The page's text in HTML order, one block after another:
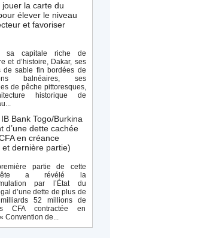
la carte du
élever le niveau
et favoriser
sa capitale riche de
et d’histoire, Dakar, ses
de sable fin bordées de
balnéaires, ses
de pêche pittoresques,
historique de
Bank Togo/Burkina
d’une dette cachée
en créance
dernière partie)
partie de cette
a révélé la
par l’État du
d’une dette de plus de
52 millions de
CFA contractée en
Convention de...